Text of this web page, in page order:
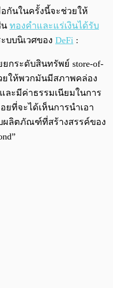
อกันในครั้งนี้จะช่วยให้
น ทองคำและแร่เงินได้รับ
บบนิเวศของ DeFi :
กระดับสินทรัพย์ store-of-
ยให้พวกมันมีสภาพคล่อง
ะมีค่าธรรมเนียมในการ
ยที่จะได้เห็นการนำเอา
ผลิตภัณฑ์ที่สร้างสรรค์ของ